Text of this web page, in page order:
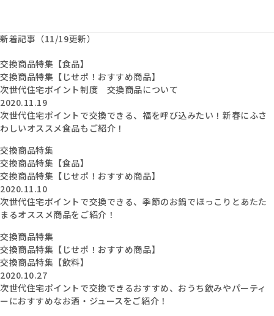
新着記事（11/19更新）
交換商品特集【食品】
交換商品特集【じせポ！おすすめ商品】
次世代住宅ポイント制度 交換商品について
2020.11.19
次世代住宅ポイントで交換できる、福を呼び込みたい！新春にふさ
わしいオススメ食品もご紹介！
交換商品特集
交換商品特集【食品】
交換商品特集【じせポ！おすすめ商品】
2020.11.10
次世代住宅ポイントで交換できる、季節のお鍋でほっこりとあたた
まるオススメ商品をご紹介！
交換商品特集
交換商品特集【じせポ！おすすめ商品】
交換商品特集【飲料】
2020.10.27
次世代住宅ポイントで交換できるおすすめ、おうち飲みやパーティ
ーにおすすめなお酒・ジュースをご紹介！